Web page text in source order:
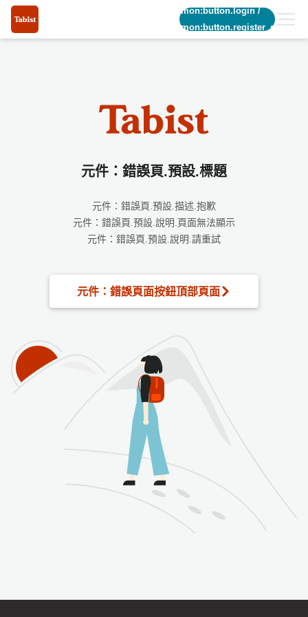
common:button.login/
common:button.register_short
元件：錯誤頁.預設.標題
元件：錯誤頁.預設.描述.抱歉
元件：錯誤頁.預設.說明.頁面無法顯示
元件：錯誤頁.預設.說明.請重試
元件：錯誤頁面按鈕頂部頁面